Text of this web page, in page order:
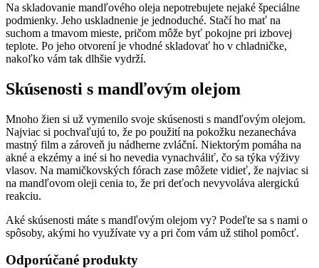
Na skladovanie mandľového oleja nepotrebujete nejaké špeciálne
podmienky. Jeho uskladnenie je jednoduché. Stačí ho mať na
suchom a tmavom mieste, pričom môže byť pokojne pri izbovej
teplote. Po jeho otvorení je vhodné skladovať ho v chladničke,
nakoľko vám tak dlhšie vydrží.
Skúsenosti s mandľovým olejom
Mnoho žien si už vymenilo svoje skúsenosti s mandľovým olejom.
Najviac si pochvaľujú to, že po použití na pokožku nezanecháva
mastný film a zároveň ju nádherne zvláční. Niektorým pomáha na
akné a ekzémy a iné si ho nevedia vynachváliť, čo sa týka výživy
vlasov. Na mamičkovských fórach zase môžete vidieť, že najviac si
na mandľovom oleji cenia to, že pri deťoch nevyvoláva alergickú
reakciu.
Aké skúsenosti máte s mandľovým olejom vy? Podeľte sa s nami o
spôsoby, akými ho využívate vy a pri čom vám už stihol pomôcť.
Odporúčané produkty